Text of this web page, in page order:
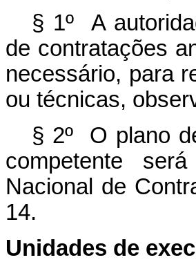
§ 1º A
de contratações
necessário, para
ou técnicas,
§ 2º O plano
competente
Nacional de
14.
Unidades de